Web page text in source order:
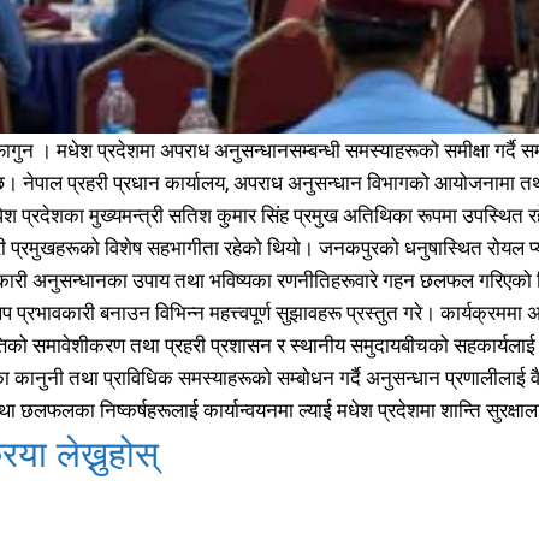
समाचार 1080
मधेश 215
राजनीति 55
अर्थ 54
फिचर 28
विशेष 25
प्रदेश 21
शिक्षा
बागमती
स्वास्थ्य
खेलकूद
खेल
विश्व
समाचार 1080
मधेश 215
राजनीति 55
अर्थ 54
फिचर 28
विशेष 25
प्रदेश 21
शिक्षा
बागमती
स्वास्थ्य
खेलकूद
खेल
विश्व
। मधेश प्रदेशमा अपराध अनुसन्धानसम्बन्धी समस्याहरूको समीक्षा गर्दै
नेपाल प्रहरी प्रधान कार्यालय, अपराध अनुसन्धान विभागको
प्रदेशका मुख्यमन्त्री सतिश कुमार सिंह प्रमुख अतिथिका रूपमा उपस्थित
प्रमुखहरूको विशेष सहभागीता रहेको थियो। जनकपुरको धनुषास्थित रोयल
अनुसन्धानका उपाय तथा भविष्यका रणनीतिहरूवारे गहन छलफल
प्रभावकारी बनाउन विभिन्न महत्त्वपूर्ण सुझावहरू प्रस्तुत गरे।
समावेशीकरण तथा प्रहरी प्रशासन र स्थानीय समुदायबीचको
कानुनी तथा प्राविधिक समस्याहरूको सम्बोधन गर्दै अनुसन्धान प्रणालीलाई
छलफलका निष्कर्षहरूलाई कार्यान्वयनमा ल्याई मधेश प्रदेशमा शान्ति
लेख्नुहोस्